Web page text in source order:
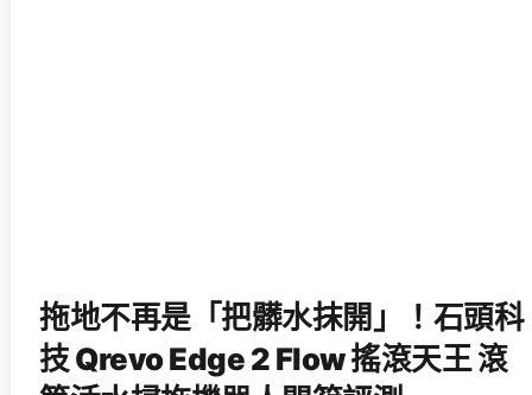
拖地不再是「把髒水抹開」！石頭科
技 Qrevo Edge 2 Flow 搖滾天王 滾